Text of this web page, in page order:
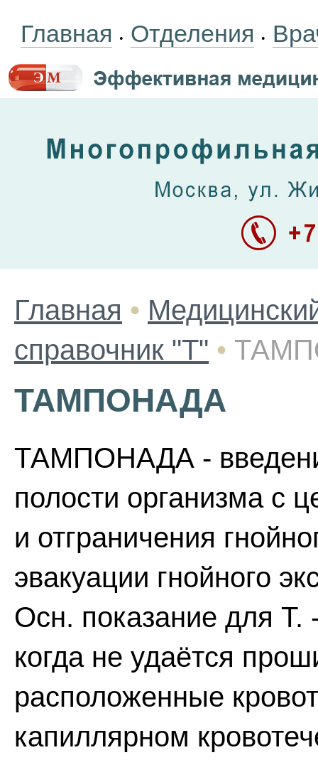
Главная • Отделения •
Главная •
справочник "Т" •
ТАМПОНАДА
ТАМПОНАДА -
полости организма с
и отграничения
эвакуации гнойного
Осн. показание для Т.
когда не удаётся
расположенные
капиллярном